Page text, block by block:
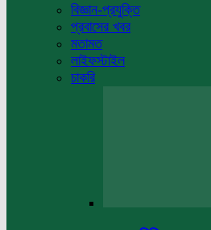
বিজ্ঞান-প্রযুক্তি
প্রবাসের খবর
মতামত
লাইফস্টাইল
চাকরি